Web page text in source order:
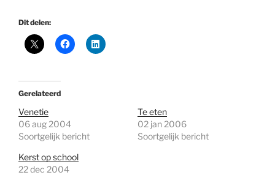
Dit delen:
Gerelateerd
Venetie
06 aug 2004
Soortgelijk bericht
Te eten
02 jan 2006
Soortgelijk bericht
Kerst op school
22 dec 2004